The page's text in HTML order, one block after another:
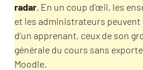
radar. En un coup d’œil, les
et les administrateurs
d’un apprenant, ceux de son
générale du cours sans
Moodle.